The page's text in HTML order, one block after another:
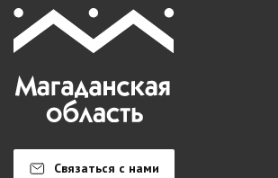
Связаться с нами